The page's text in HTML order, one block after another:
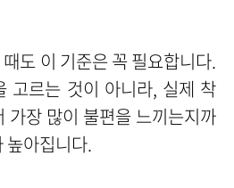
도 이 기준은 꼭 필요합니다.
고르는 것이 아니라, 실제 착
가장 많이 불편을 느끼는지까
높아집니다.